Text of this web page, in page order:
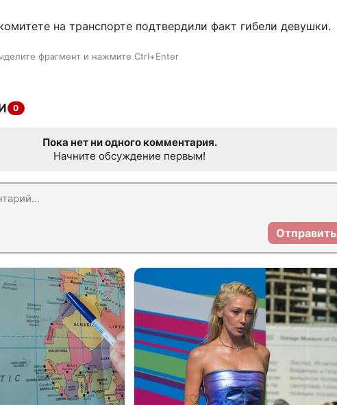
на транспорте подтвердили факт гибели девушки.
фрагмент и нажмите Ctrl+Enter
0
Пока нет ни одного комментария.
Начните обсуждение первым!
Отправить